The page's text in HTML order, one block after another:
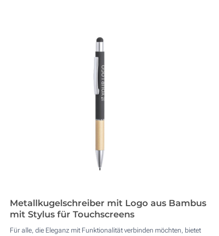
Metallkugelschreiber mit Logo aus Bambus
mit Stylus für Touchscreens
Für alle, die Eleganz mit Funktionalität verbinden möchten, bietet